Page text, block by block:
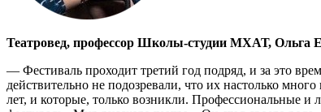
Театровед, профессор Школы-студии МХАТ, Ольга
— Фестиваль проходит третий год подряд, и за это
действительно не подозревали, что их настолько
лет, и которые, только возникли. Профессиональные и